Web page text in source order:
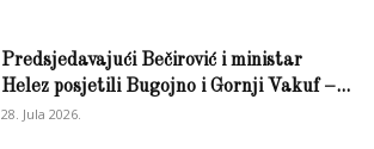
Predsjedavajući Bečirović i ministar
Helez posjetili Bugojno i Gornji Vakuf –...
28. Jula 2026.